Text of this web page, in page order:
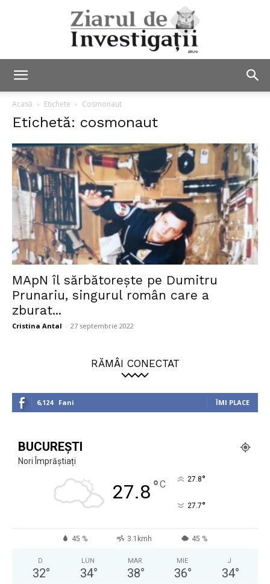
Investigații
Acasă Etichete Cosmonaut
Etichetă: cosmonaut
MApN îl sărbătorește pe Dumitru
Prunariu, singurul român care a
zburat...
Cristina Antal - 27 septembrie 2022
RĂMÂI CONECTAT
6,124 Fani ÎMI PLACE
BUCUREȘTI
Nori Împrăștiați
27.8°C 27.8°
27.7°
45 % 3.1kmh 45 %
D
32°
LUN
34°
MAR
38°
MIE
36°
J
34°